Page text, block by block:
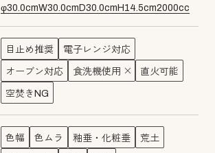
φ30.0cmW30.0cm D30.0cm H 14.5cm2000cc
目止め推奨 電子レンジ対応
オーブン対応 食洗機使用 直火可能
空焚きNG
色幅 色ムラ 釉垂・化粧垂 荒土